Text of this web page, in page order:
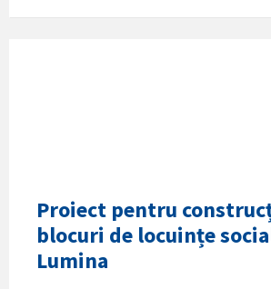
Proiect pentru
blocuri de locuințe
Lumina